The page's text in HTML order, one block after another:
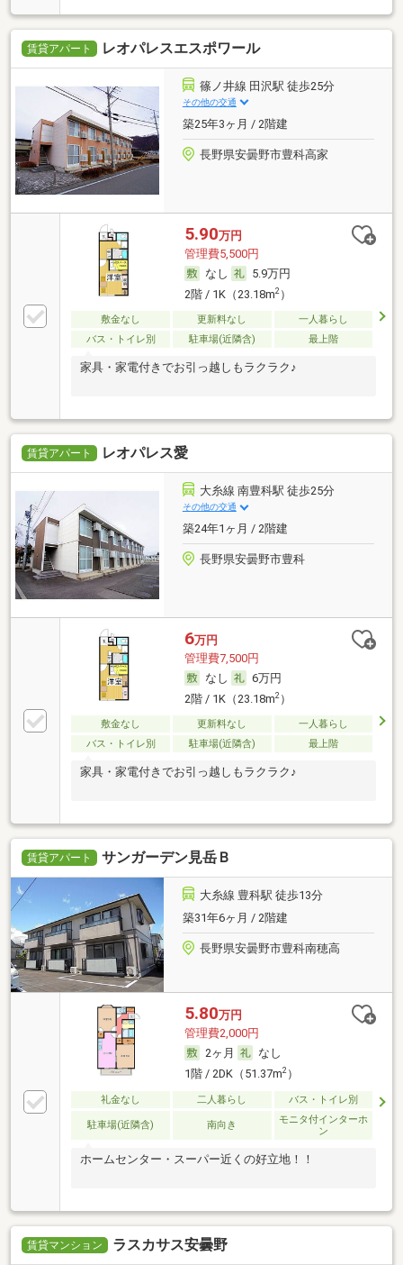
賃貸アパート レオパレスエスポワール
篠ノ井線 田沢駅 徒歩25分
その他の交通
築25年3ヶ月 / 2階建
長野県安曇野市豊科高家
5.90万円
管理費5,500円
なし
5.9万円
2階 / 1K（23.18m2）
敷金なし 更新料なし
一人暮らし
バス・トイレ別
駐車場(近隣含) 最上階
家具・家電付きでお引っ越しもラクラク♪
賃貸アパート レオパレス愛
大糸線 南豊科駅 徒歩25分
その他の交通
築24年1ヶ月 / 2階建
長野県安曇野市豊科
6万円
管理費7,500円
なし
6万円
2階 / 1K（23.18m2）
敷金なし 更新料なし
一人暮らし
バス・トイレ別
駐車場(近隣含) 最上階
家具・家電付きでお引っ越しもラクラク♪
賃貸アパート サンガーデン見岳Ｂ
大糸線 豊科駅 徒歩13分
築31年6ヶ月 / 2階建
長野県安曇野市豊科南穂高
5.80万円
管理費2,000円
2ヶ月
なし
1階 / 2DK（51.37m2）
礼金なし 二人暮らし バス・トイレ別
駐車場(近隣含) 南向き
モニタ付インターホ
ン
ホームセンター・スーパー近くの好立地！！
賃貸マンション ラスカサス安曇野